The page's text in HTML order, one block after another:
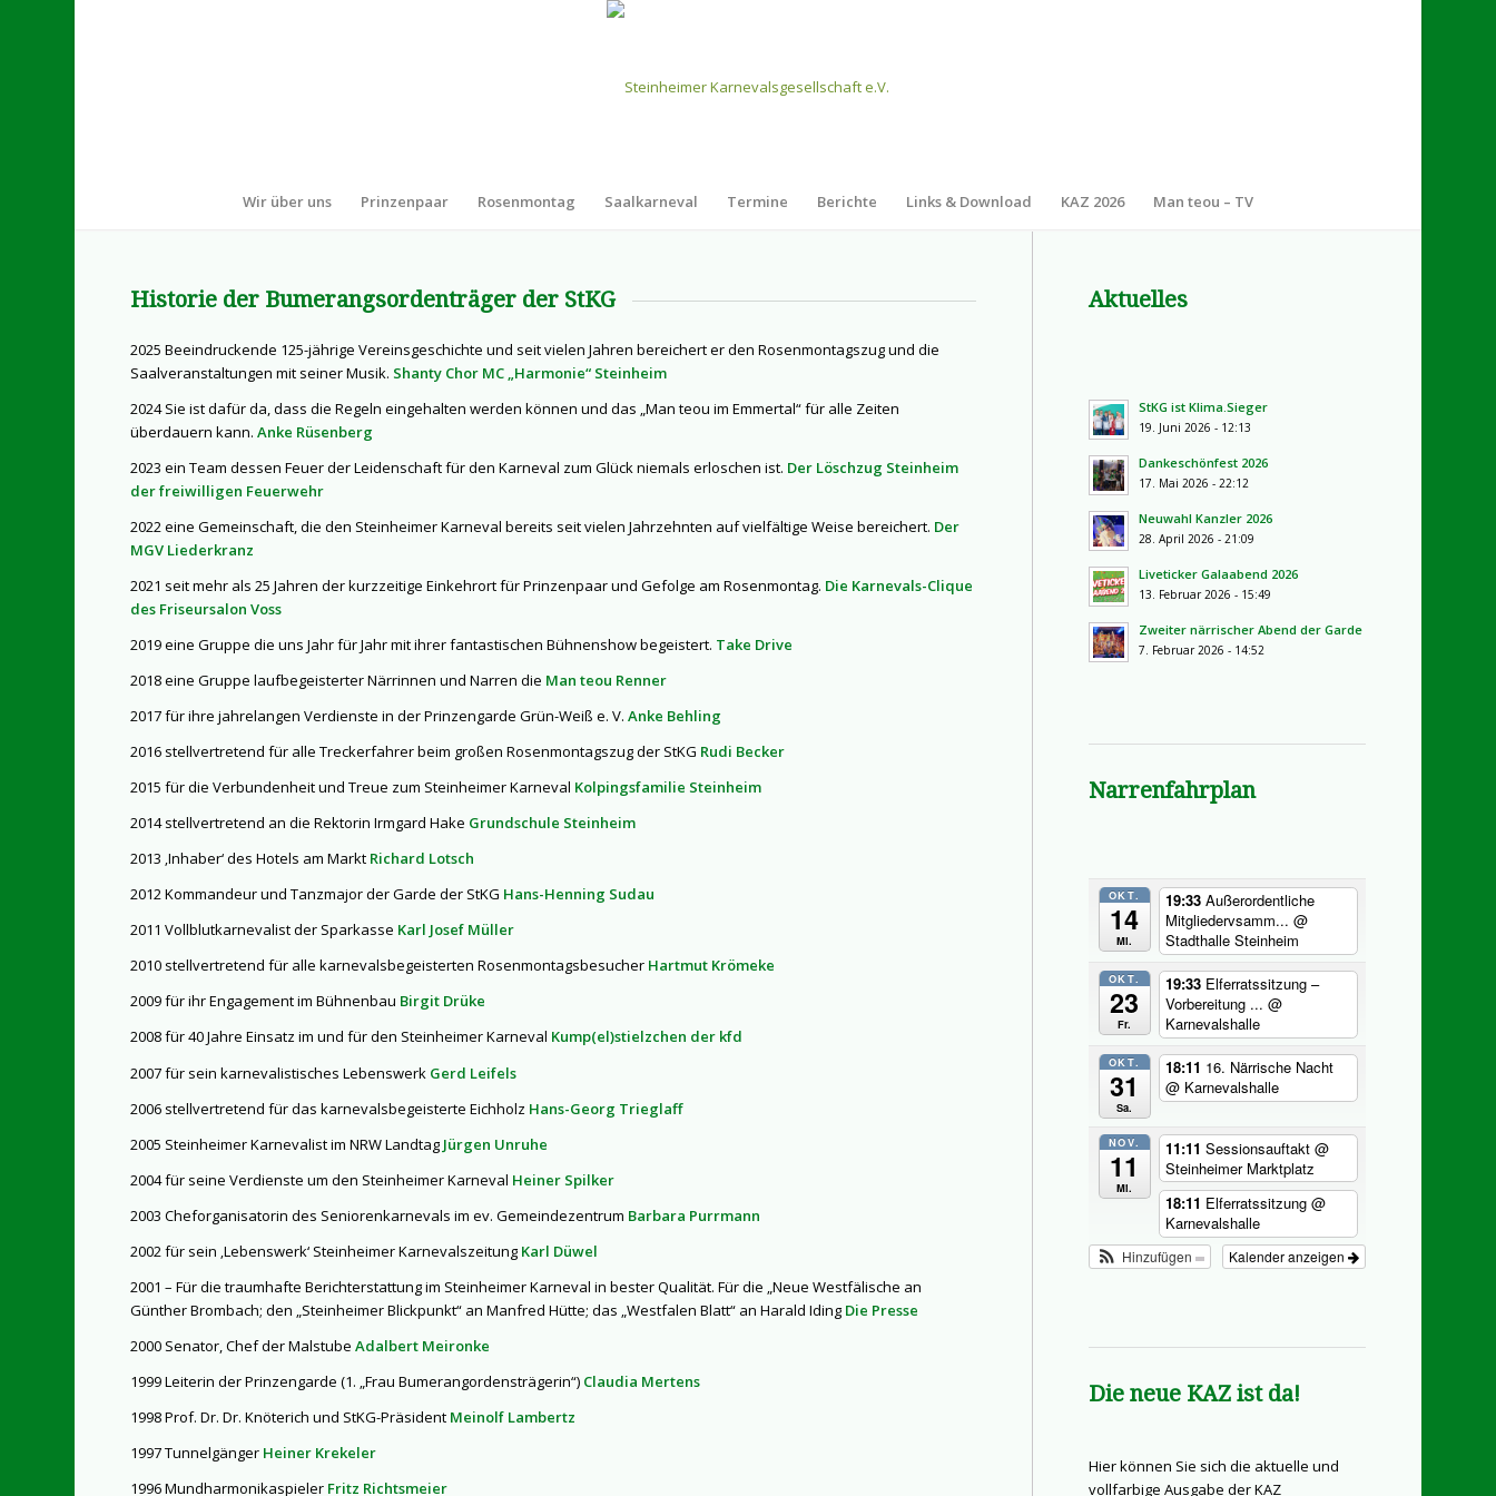
Wir über uns Prinzenpaar Rosenmontag Saalkarneval Termine Berichte Links & Download KAZ 2026 Man teou – TV
Historie der Bumerangsordenträger der StKG
2025 Beeindruckende 125-jährige Vereinsgeschichte und seit vielen Jahren bereichert er den Rosenmontagszug und die
Saalveranstaltungen mit seiner Musik. Shanty Chor MC „Harmonie“ Steinheim
2024 Sie ist dafür da, dass die Regeln eingehalten werden können und das „Man teou im Emmertal“ für alle Zeiten
überdauern kann.Anke Rüsenberg
2023 ein Team dessen Feuer der Leidenschaft für den Karneval zum Glück niemals erloschen ist. Der Löschzug Steinheim
der freiwilligen Feuerwehr
2022 eine Gemeinschaft, die den Steinheimer Karneval bereits seit vielen Jahrzehnten auf vielfältige Weise bereichert. Der
MGV Liederkranz
2021 seit mehr als 25 Jahren der kurzzeitige Einkehrort für Prinzenpaar und Gefolge am Rosenmontag. Die Karnevals-Clique
des Friseursalon Voss
2019 eine Gruppe die uns Jahr für Jahr mit ihrer fantastischen Bühnenshow begeistert. Take Drive
2018 eine Gruppe laufbegeisterter Närrinnen und Narren die Man teou Renner
2017 für ihre jahrelangen Verdienste in der Prinzengarde Grün-Weiß e. V.Anke Behling
2016 stellvertretend für alle Treckerfahrer beim großen Rosenmontagszug der StKG Rudi Becker
2015 für die Verbundenheit und Treue zum Steinheimer Karneval Kolpingsfamilie Steinheim
2014 stellvertretend an die Rektorin Irmgard Hake Grundschule Steinheim
2013 ‚Inhaber‘ des Hotels am Markt Richard Lotsch
2012 Kommandeur und Tanzmajor der Garde der StKG Hans-Henning Sudau
2011 Vollblutkarnevalist der Sparkasse Karl Josef Müller
2010 stellvertretend für alle karnevalsbegeisterten Rosenmontagsbesucher Hartmut Krömeke
2009 für ihr Engagement im Bühnenbau Birgit Drüke
2008 für 40 Jahre Einsatz im und für den Steinheimer Karneval Kump(el)stielzchen der kfd
2007 für sein karnevalistisches Lebenswerk Gerd Leifels
2006 stellvertretend für das karnevalsbegeisterte Eichholz Hans-Georg Trieglaff
2005 Steinheimer Karnevalist im NRW Landtag Jürgen Unruhe
2004 für seine Verdienste um den Steinheimer Karneval Heiner Spilker
2003 Cheforganisatorin des Seniorenkarnevals im ev. Gemeindezentrum Barbara Purrmann
2002 für sein ‚Lebenswerk‘ Steinheimer Karnevalszeitung Karl Düwel
2001 – Für die traumhafte Berichterstattung im Steinheimer Karneval in bester Qualität. Für die „Neue Westfälische an
Günther Brombach; den „Steinheimer Blickpunkt“ an Manfred Hütte; das „Westfalen Blatt“ an Harald Iding Die Presse
2000 Senator, Chef der MalstubeAdalbert Meironke
1999 Leiterin der Prinzengarde (1. „Frau Bumerangordensträgerin“) Claudia Mertens
1998 Prof. Dr. Dr. Knöterich und StKG-Präsident Meinolf Lambertz
1997 Tunnelgänger Heiner Krekeler
1996 Mundharmonikaspieler Fritz Richtsmeier
Aktuelles
StKG ist Klima.Sieger
19. Juni 2026 - 12:13
Dankeschönfest 2026
17. Mai 2026 - 22:12
Neuwahl Kanzler 2026
28. April 2026 - 21:09
Liveticker Galaabend 2026
13. Februar 2026 - 15:49
Zweiter närrischer Abend der Garde
7. Februar 2026 - 14:52
Narrenfahrplan
OKT.
14
Mi.
19:33 Außerordentliche
Mitgliedervsamm... @
Stadthalle Steinheim
OKT.
23
Fr.
19:33 Elferratssitzung –
Vorbereitung ... @
Karnevalshalle
OKT.
31
Sa.
18:11 16. Närrische Nacht
@ Karnevalshalle
NOV.
11
Mi.
11:11 Sessionsauftakt @
Steinheimer Marktplatz
18:11 Elferratssitzung @
Karnevalshalle
Kalender anzeigen
Hinzufügen
Die neue KAZ ist da!
Hier können Sie sich die aktuelle und
vollfarbige Ausgabe der KAZ